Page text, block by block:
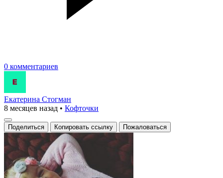
0 комментариев
Екатерина Стогман
8 месяцев назад • Кофточки
Поделиться Копировать ссылку Пожаловаться